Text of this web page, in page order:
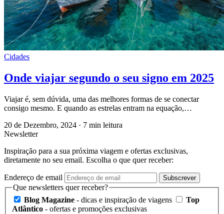
Cidades
Onde viajar segundo o seu signo em 2025
Viajar é, sem dúvida, uma das melhores formas de se conectar
consigo mesmo. E quando as estrelas entram na equação,…
20 de Dezembro, 2024 · 7 min leitura
Newsletter
Inspiração para a sua próxima viagem e ofertas exclusivas,
diretamente no seu email. Escolha o que quer receber:
Endereço de email Subscrever
Que newsletters quer receber?
Blog Magazine - dicas e inspiração de viagens
Top
Atlântico - ofertas e promoções exclusivas